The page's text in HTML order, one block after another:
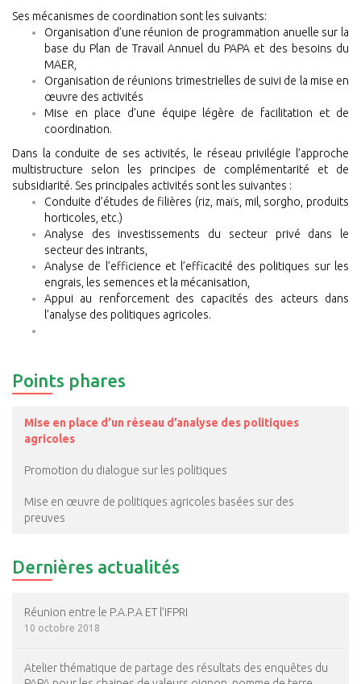
Ses mécanismes de coordination sont les suivants:
Organisation d’une réunion de programmation anuelle sur la
base du Plan de Travail Annuel du PAPA et des besoins du
MAER,
Organisation de réunions trimestrielles de suivi de la mise en
œuvre des activités
Mise en place d’une équipe légère de facilitation et de
coordination.
Dans la conduite de ses activités, le réseau privilégie l’approche
multistructure selon les principes de complémentarité et de
subsidiarité. Ses principales activités sont les suivantes :
Conduite d’études de filières (riz, maïs, mil, sorgho, produits
horticoles, etc.)
Analyse des investissements du secteur privé dans le
secteur des intrants,
Analyse de l’efficience et l’efficacité des politiques sur les
engrais, les semences et la mécanisation,
Appui au renforcement des capacités des acteurs dans
l’analyse des politiques agricoles.
Points phares
Mise en place d’un réseau d’analyse des politiques
agricoles
Promotion du dialogue sur les politiques
Mise en œuvre de politiques agricoles basées sur des
preuves
Dernières actualités
Réunion entre le P.A.P.A ET l’IFPRI
10 octobre 2018
Atelier thématique de partage des résultats des enquêtes du